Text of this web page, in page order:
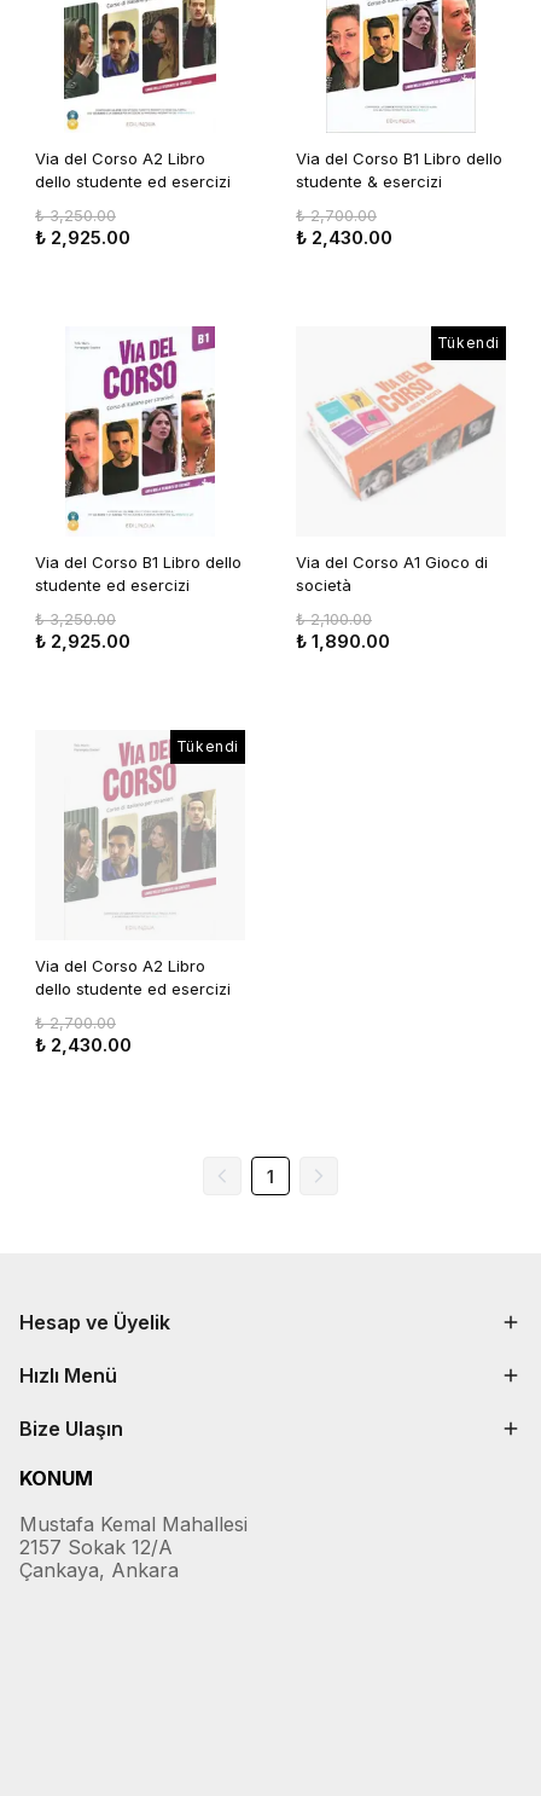
Via del Corso A2 Libro
dello studente ed esercizi
₺ 3,250.00
₺ 2,925.00
Via del Corso B1 Libro dello
studente & esercizi
₺ 2,700.00
₺ 2,430.00
Via del Corso B1 Libro dello
studente ed esercizi
₺ 3,250.00
₺ 2,925.00
Tükendi
Via del Corso A1 Gioco di
società
₺ 2,100.00
₺ 1,890.00
Tükendi
Via del Corso A2 Libro
dello studente ed esercizi
₺ 2,700.00
₺ 2,430.00
1
Hesap ve Üyelik
Hızlı Menü
Bize Ulaşın
KONUM
Mustafa Kemal Mahallesi
2157 Sokak 12/A
Çankaya, Ankara